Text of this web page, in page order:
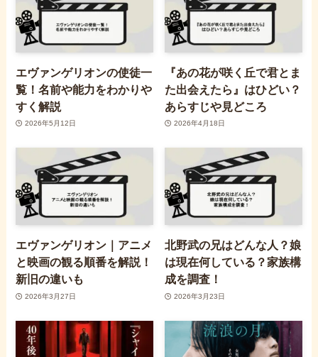
エヴァンゲリオンの使徒一
覧！名前や能力をわかりや
すく解説
2026年5月12日
『あの花が咲く丘で君とま
た出会えたら』はひどい？
あらすじや見どころ
2026年4月18日
エヴァンゲリオン｜アニメ
と映画の観る順番を解説！
新旧の違いも
2026年3月27日
北野武の兄はどんな人？娘
は現在何している？家族構
成を調査！
2026年3月23日